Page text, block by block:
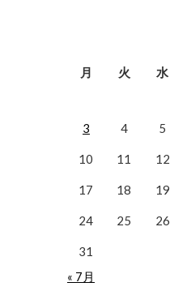
月 火 水
3 4 5
10 11 12
17 18 19
24 25 26
31
« 7月